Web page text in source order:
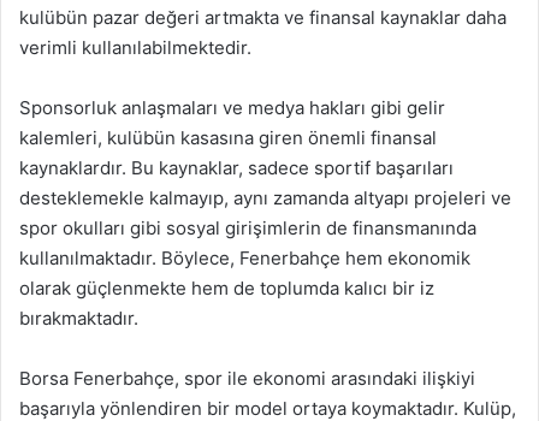
kulübün pazar değeri artmakta ve finansal kaynaklar daha
verimli kullanılabilmektedir.
Sponsorluk anlaşmaları ve medya hakları gibi gelir
kalemleri, kulübün kasasına giren önemli finansal
kaynaklardır. Bu kaynaklar, sadece sportif başarıları
desteklemekle kalmayıp, aynı zamanda altyapı projeleri ve
spor okulları gibi sosyal girişimlerin de finansmanında
kullanılmaktadır. Böylece, Fenerbahçe hem ekonomik
olarak güçlenmekte hem de toplumda kalıcı bir iz
bırakmaktadır.
Borsa Fenerbahçe, spor ile ekonomi arasındaki ilişkiyi
başarıyla yönlendiren bir model ortaya koymaktadır. Kulüp,